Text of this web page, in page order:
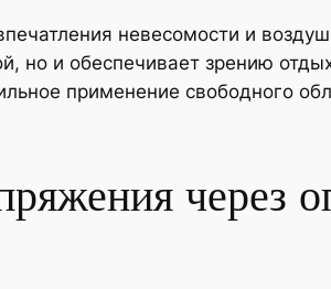
невесомости и
но и обеспечивает зрению
применение свободного
через